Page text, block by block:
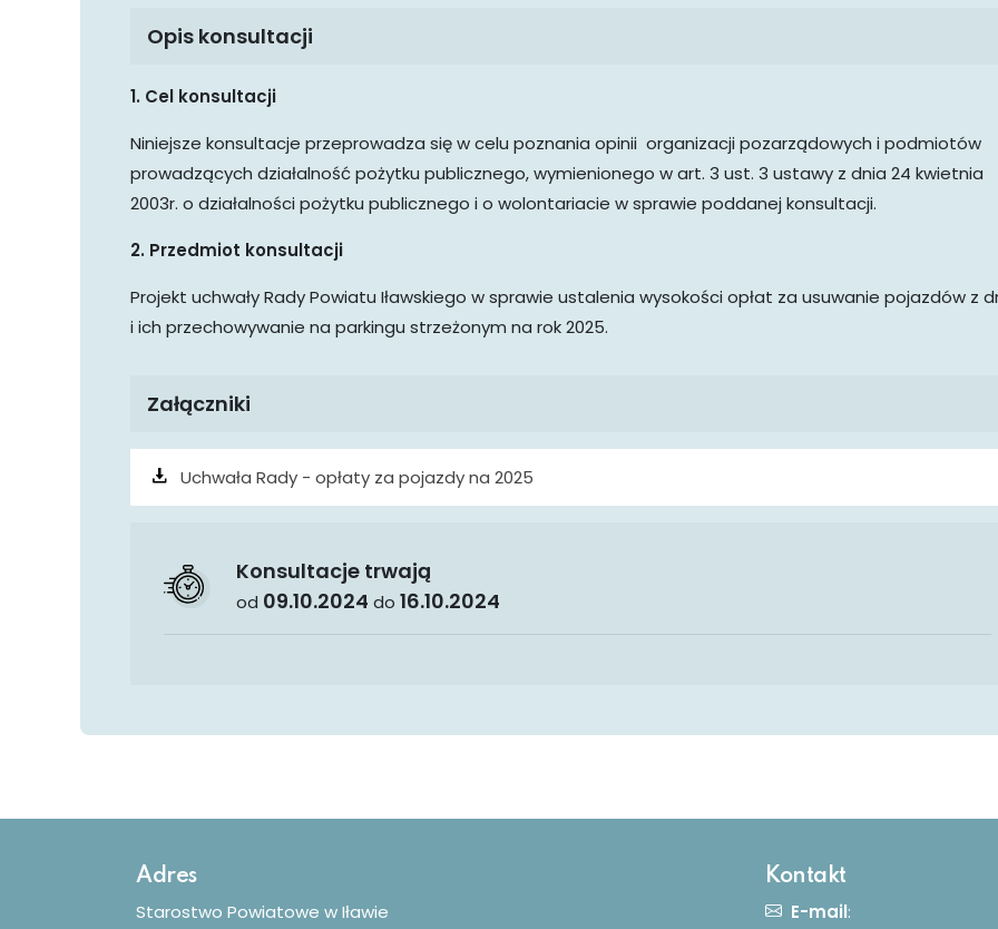
Opis konsultacji
1. Cel konsultacji
Niniejsze konsultacje przeprowadza się w celu poznania opinii organizacji pozarządowych i podmiotów
prowadzących działalność pożytku publicznego, wymienionego w art. 3 ust. 3 ustawy z dnia 24 kwietnia
2003r. o działalności pożytku publicznego i o wolontariacie w sprawie poddanej konsultacji.
2. Przedmiot konsultacji
Projekt uchwały Rady Powiatu Iławskiego w sprawie ustalenia wysokości opłat za usuwanie pojazdów z
i ich przechowywanie na parkingu strzeżonym na rok 2025.
Załączniki
Uchwała Rady - opłaty za pojazdy na 2025
Konsultacje trwają
od 09.10.2024 do 16.10.2024
Adres
Starostwo Powiatowe w Iławie
Kontakt
E-mail: